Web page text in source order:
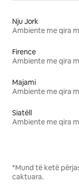
Nju Jork
Ambiente me qira
Firence
Ambiente me qira
Majami
Ambiente me qira
Siatëll
Ambiente me qira
*Mund të ketë
caktuara.